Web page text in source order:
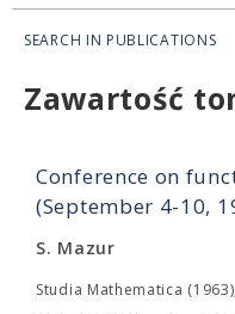
SEARCH IN PUBLICATIONS
Zawartość
Conference on
(September 4-10,
S. Mazur
Studia Mathematica